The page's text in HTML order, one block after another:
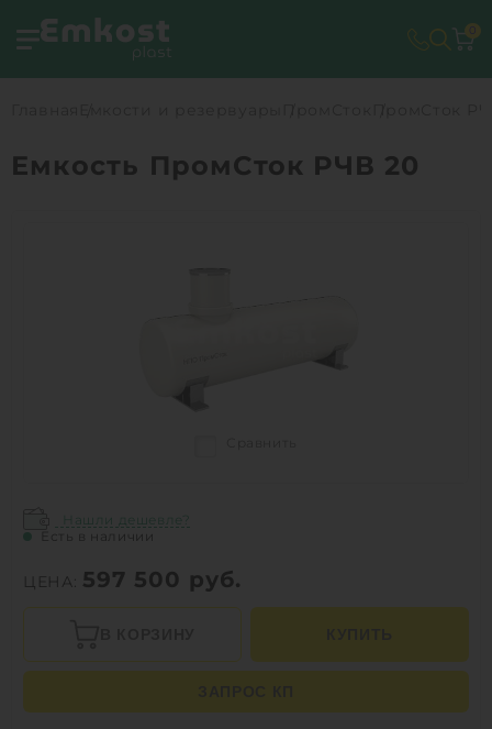
Емкость ПромСток РЧВ 20
Нашли дешевле?
Есть в наличии
ЦЕНА: 597 500 руб.